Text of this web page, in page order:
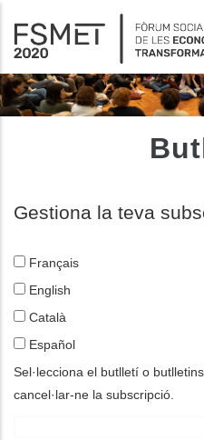
contingut
accions addicionals
Gestiona la teva
Français
English
Català
Español
Sel·lecciona el butlletí o
cancel·lar-ne la subscripció.